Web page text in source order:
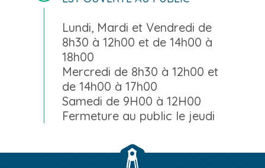
Lundi, Mardi et Vendredi de
8h30 à 12h00 et de 14h00 à
18h00
Mercredi de 8h30 à 12h00 et
de 14h00 à 17h00
Samedi de 9H00 à 12H00
Fermeture au public le jeudi